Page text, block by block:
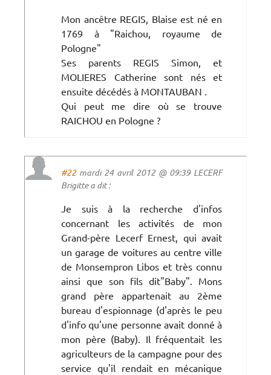
Mon ancêtre REGIS, Blaise est né en
1769 à "Raichou, royaume de
Pologne"
Ses parents REGIS Simon, et
MOLIERES Catherine sont nés et
ensuite décédés à MONTAUBAN .
Qui peut me dire où se trouve
RAICHOU en Pologne ?
#22mardi 24 avril 2012 @ 09:39 LECERF
Brigitte a dit :
Je suis à la recherche d'infos
concernant les activités de mon
Grand-père Lecerf Ernest, qui avait
un garage de voitures au centre ville
de Monsempron Libos et très connu
ainsi que son fils dit"Baby". Mons
grand père appartenait au 2ème
bureau d'espionnage (d'après le peu
d'info qu'une personne avait donné à
mon père (Baby). Il fréquentait les
agriculteurs de la campagne pour des
service qu'il rendait en mécanique